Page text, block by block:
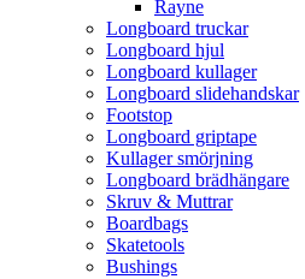
Rayne
Longboard truckar
Longboard hjul
Longboard kullager
Longboard slidehandskar
Footstop
Longboard griptape
Kullager smörjning
Longboard brädhängare
Skruv & Muttrar
Boardbags
Skatetools
Bushings